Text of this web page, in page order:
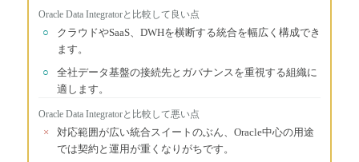
Oracle Data Integratorと比較して良い点
○
クラウドやSaaS、DWHを横断する統合を幅広く構成でき
ます。
○
全社データ基盤の接続先とガバナンスを重視する組織に
適します。
Oracle Data Integratorと比較して悪い点
×
対応範囲が広い統合スイートのぶん、Oracle中心の用途
では契約と運用が重くなりがちです。